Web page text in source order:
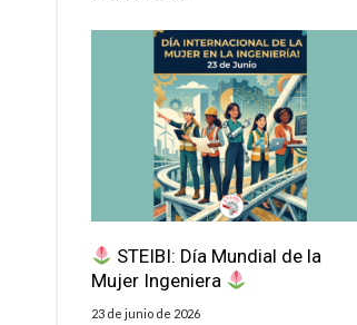
STEIBI: Día Mundial de la
Mujer Ingeniera
23 de junio de 2026